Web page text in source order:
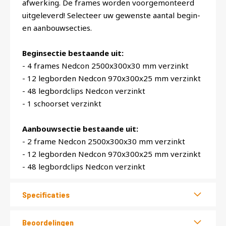
afwerking. De frames worden voorgemonteerd
uitgeleverd! Selecteer uw gewenste aantal begin-
en aanbouwsecties.
Beginsectie bestaande uit:
- 4 frames Nedcon 2500x300x30 mm verzinkt
- 12 legborden Nedcon 970x300x25 mm verzinkt
- 48 legbordclips Nedcon verzinkt
- 1 schoorset verzinkt
Aanbouwsectie bestaande uit:
- 2 frame Nedcon 2500x300x30 mm verzinkt
- 12 legborden Nedcon 970x300x25 mm verzinkt
- 48 legbordclips Nedcon verzinkt
Specificaties
Beoordelingen